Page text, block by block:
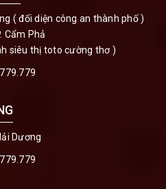
( đối diện công an thành phố )
Cẩm Phả
siêu thị toto cường thơ )
Dương